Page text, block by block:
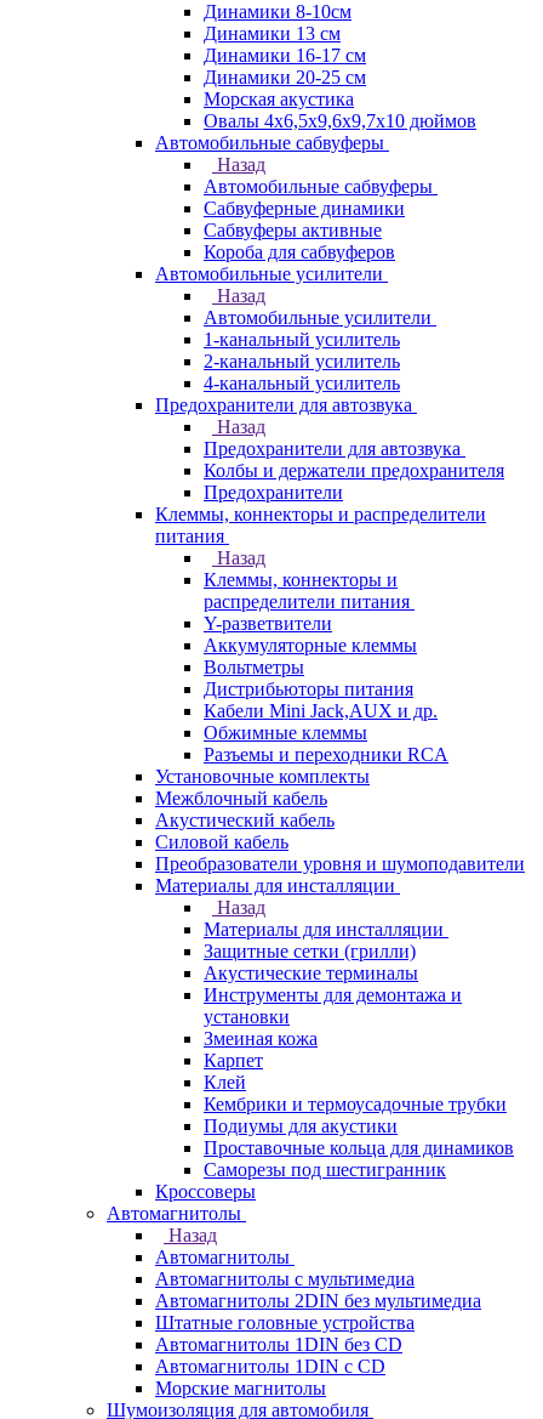
Динамики 8-10см
Динамики 13 см
Динамики 16-17 см
Динамики 20-25 см
Морская акустика
Овалы 4х6,5х9,6x9,7х10 дюймов
Автомобильные сабвуферы
Назад
Автомобильные сабвуферы
Сабвуферные динамики
Сабвуферы активные
Короба для сабвуферов
Автомобильные усилители
Назад
Автомобильные усилители
1-канальный усилитель
2-канальный усилитель
4-канальный усилитель
Предохранители для автозвука
Назад
Предохранители для автозвука
Колбы и держатели предохранителя
Предохранители
Клеммы, коннекторы и распределители
питания
Назад
Клеммы, коннекторы и
распределители питания
Y-разветвители
Аккумуляторные клеммы
Вольтметры
Дистрибьюторы питания
Кабели Mini Jack,AUX и др.
Обжимные клеммы
Разъемы и переходники RCA
Установочные комплекты
Межблочный кабель
Акустический кабель
Силовой кабель
Преобразователи уровня и шумоподавители
Материалы для инсталляции
Назад
Материалы для инсталляции
Защитные сетки (грилли)
Акустические терминалы
Инструменты для демонтажа и
установки
Змеиная кожа
Карпет
Клей
Кембрики и термоусадочные трубки
Подиумы для акустики
Проставочные кольца для динамиков
Саморезы под шестигранник
Кроссоверы
Автомагнитолы
Назад
Автомагнитолы
Автомагнитолы с мультимедиа
Автомагнитолы 2DIN без мультимедиа
Штатные головные устройства
Автомагнитолы 1DIN без CD
Автомагнитолы 1DIN с CD
Морские магнитолы
Шумоизоляция для автомобиля